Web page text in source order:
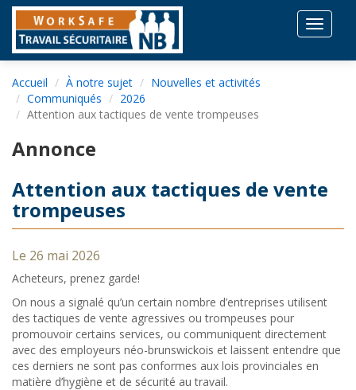
Toggle
Accueil À notre sujet
Nouvelles et activités
Communiqués
2026
Attention aux tactiques de vente trompeuses
Annonce
Attention aux tactiques de vente
trompeuses
Le 26 mai 2026
Acheteurs, prenez garde!
On nous a signalé qu’un certain nombre d’entreprises utilisent
des tactiques de vente agressives ou trompeuses pour
promouvoir certains services, ou communiquent directement
avec des employeurs néo-brunswickois et laissent entendre que
ces derniers ne sont pas conformes aux lois provinciales en
matière d’hygiène et de sécurité au travail.